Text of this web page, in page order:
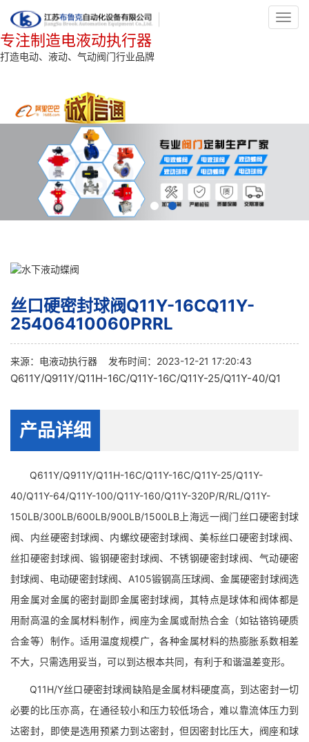
专注制造电液动执行器
打造电动、液动、气动阀门行业品牌
丝口硬密封球阀Q11Y-16CQ11Y-
25406410060PRRL
来源： 电液动执行器 发布时间：2023-12-21 17:20:43
Q611Y/Q911Y/Q11H-16C/Q11Y-16C/Q11Y-25/Q11Y-40/Q1
产品详细
Q611Y/Q911Y/Q11H-16C/Q11Y-16C/Q11Y-25/Q11Y-
40/Q11Y-64/Q11Y-100/Q11Y-160/Q11Y-320P/R/RL/Q11Y-
150LB/300LB/600LB/900LB/1500LB上海远一阀门丝口硬密封球
阀、内丝硬密封球阀、内螺纹硬密封球阀、美标丝口硬密封球阀、
丝扣硬密封球阀、锻钢硬密封球阀、不锈钢硬密封球阀、气动硬密
封球阀、电动硬密封球阀、A105锻钢高压球阀、金属硬密封球阀选
用金属对金属的密封副即金属密封球阀，其特点是球体和阀体都是
用耐高温的金属材料制作，阀座为金属或耐热合金（如钴铬钨硬质
合金等）制作。适用温度规模广，各种金属材料的热膨胀系数相差
不大，只需选用妥当，可以到达根本共同，有利于和谐温差变形。
Q11H/Y丝口硬密封球阀缺陷是金属材料硬度高，到达密封一切
必要的比压亦高，在通径较小和压力较低场合，难以靠流体压力到
达密封，即使是选用预紧力到达密封，但因密封比压大，阀座和球